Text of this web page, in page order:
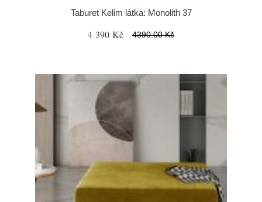
Taburet Kelim látka: Monolith 37
4 390 Kč 4390.00 Kč